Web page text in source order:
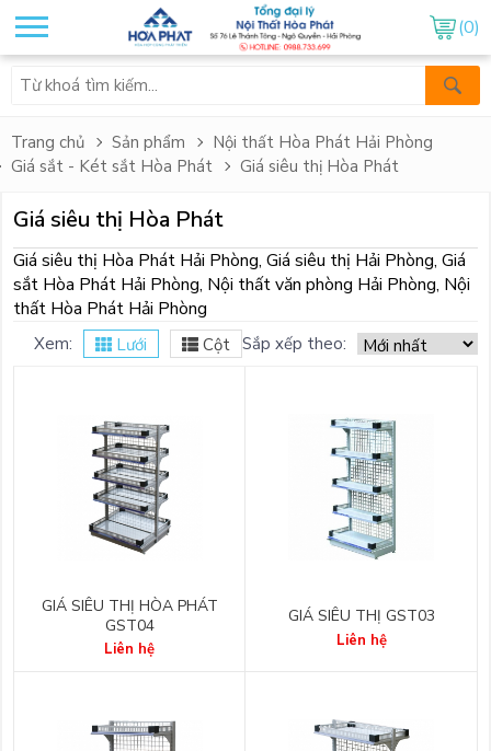
(0)
Trang chủ Sản phẩm
Nội thất Hòa Phát Hải Phòng
Giá sắt - Két sắt Hòa Phát
Giá siêu thị Hòa Phát
Giá siêu thị Hòa Phát
Giá siêu thị Hòa Phát Hải Phòng, Giá siêu thị Hải Phòng, Giá
sắt Hòa Phát Hải Phòng, Nội thất văn phòng Hải Phòng, Nội
thất Hòa Phát Hải Phòng
Sắp xếp theo:
Xem: Lưới Cột
GIÁ SIÊU THỊ HÒA PHÁT
GST04
Liên hệ
GIÁ SIÊU THỊ GST03
Liên hệ